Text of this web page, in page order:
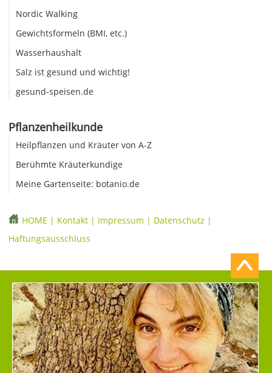
Nordic Walking
Gewichtsformeln (BMI, etc.)
Wasserhaushalt
Salz ist gesund und wichtig!
gesund-speisen.de
Pflanzenheilkunde
Heilpflanzen und Kräuter von A-Z
Berühmte Kräuterkundige
Meine Gartenseite: botanio.de
HOME | Kontakt | Impressum | Datenschutz |
Haftungsausschluss